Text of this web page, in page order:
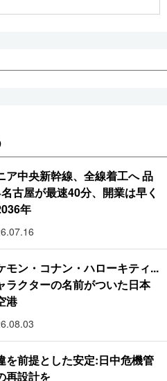
ア中央新幹線、全線着工へ 品
古屋が最速40分、開業は早く
年
モン・コナン・ハローキティ...
ラクターの名前がついた日本
港
を前提とした安定:日中危機管
再設計を